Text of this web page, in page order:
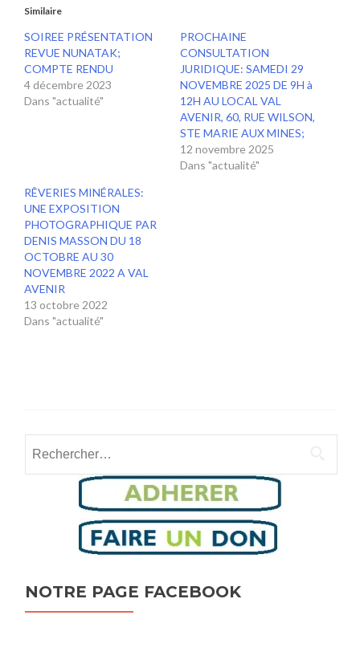
Similaire
SOIREE PRÉSENTATION
REVUE NUNATAK;
COMPTE RENDU
4 décembre 2023
Dans "actualité"
PROCHAINE
CONSULTATION
JURIDIQUE: SAMEDI 29
NOVEMBRE 2025 DE 9H à
12H AU LOCAL VAL
AVENIR, 60, RUE WILSON,
STE MARIE AUX MINES;
12 novembre 2025
Dans "actualité"
RÊVERIES MINÉRALES:
UNE EXPOSITION
PHOTOGRAPHIQUE PAR
DENIS MASSON DU 18
OCTOBRE AU 30
NOVEMBRE 2022 A VAL
AVENIR
13 octobre 2022
Dans "actualité"
NOTRE PAGE FACEBOOK